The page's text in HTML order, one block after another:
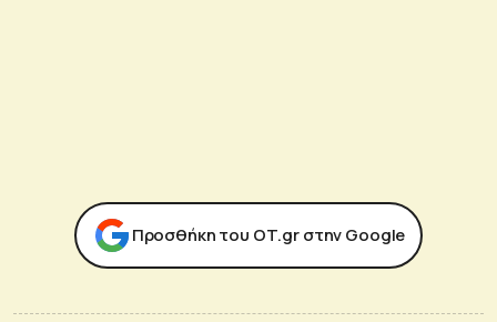
Προσθήκη του ΟΤ.gr στην Google